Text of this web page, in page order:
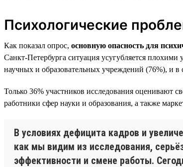
Психологические
Как показал опрос, основную опасность для
Санкт-Петербурга ситуация усугубляется
научных и образовательных учреждений (76%), и
Только 36% участников исследования оценивают
работники сфер науки и образования, а также
В условиях дефицита кадров и
как мы видим из исследования,
эффективности и смене работы.